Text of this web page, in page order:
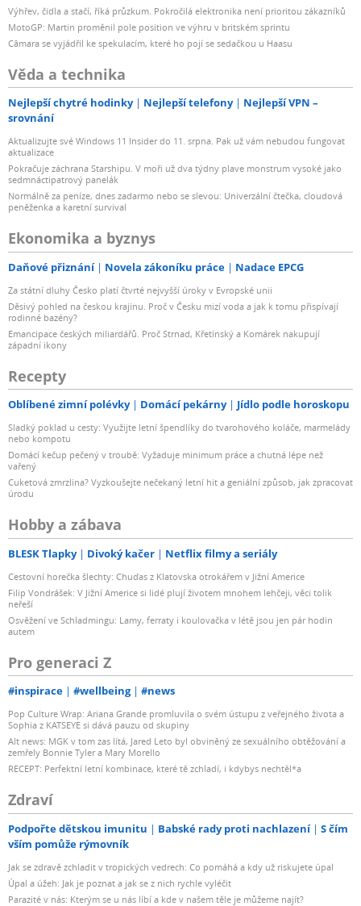
Výhřev, čidla a stačí, říká průzkum. Pokročilá elektronika není prioritou zákazníků
MotoGP: Martin proměnil pole position ve výhru v britském sprintu
Câmara se vyjádřil ke spekulacím, které ho pojí se sedačkou u Haasu
Věda a technika
Nejlepší chytré hodinky Nejlepší telefony
Nejlepší VPN –
srovnání
Aktualizujte své Windows 11 Insider do 11. srpna. Pak už vám nebudou fungovat
aktualizace
Pokračuje záchrana Starshipu. V moři už dva týdny plave monstrum vysoké jako
sedmnáctipatrový panelák
Normálně za peníze, dnes zadarmo nebo se slevou: Univerzální čtečka, cloudová
peněženka a karetní survival
Ekonomika a byznys
Daňové přiznání Novela zákoníku práce Nadace EPCG
Za státní dluhy Česko platí čtvrté nejvyšší úroky v Evropské unii
Děsivý pohled na českou krajinu. Proč v Česku mizí voda a jak k tomu přispívají
rodinné bazény?
Emancipace českých miliardářů. Proč Strnad, Křetínský a Komárek nakupují
západní ikony
Recepty
Oblíbené zimní polévky Domácí pekárny Jídlo podle horoskopu
Sladký poklad u cesty: Využijte letní špendlíky do tvarohového koláče, marmelády
nebo kompotu
Domácí kečup pečený v troubě: Vyžaduje minimum práce a chutná lépe než
vařený
Cuketová zmrzlina? Vyzkoušejte nečekaný letní hit a geniální způsob, jak zpracovat
úrodu
Hobby a zábava
BLESK Tlapky Divoký kačer Netflix filmy a seriály
Cestovní horečka šlechty: Chuďas z Klatovska otrokářem v Jižní Americe
Filip Vondrášek: V Jižní Americe si lidé plují životem mnohem lehčeji, věci tolik
neřeší
Osvěžení ve Schladmingu: Lamy, ferraty i koulovačka v létě jsou jen pár hodin
autem
Pro generaci Z
#inspirace #wellbeing #news
Pop Culture Wrap: Ariana Grande promluvila o svém ústupu z veřejného života a
Sophia z KATSEYE si dává pauzu od skupiny
Alt news: MGK v tom zas lítá, Jared Leto byl obviněný ze sexuálního obtěžování a
zemřely Bonnie Tyler a Mary Morello
RECEPT: Perfektní letní kombinace, které tě zchladí, i kdybys nechtěl*a
Zdraví
Podpořte dětskou imunitu Babské rady proti nachlazení
S čím
vším pomůže rýmovník
Jak se zdravě zchladit v tropických vedrech: Co pomáhá a kdy už riskujete úpal
Úpal a úžeh: Jak je poznat a jak se z nich rychle vyléčit
Parazité v nás: Kterým se u nás líbí a kde v našem těle je můžeme najít?